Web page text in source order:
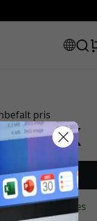
pris
NOK
Kjøp nå
- klar til å sendes